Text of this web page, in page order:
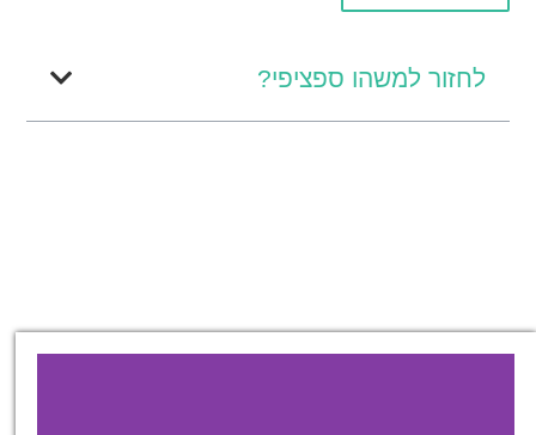
לחזור למשהו ספציפי?